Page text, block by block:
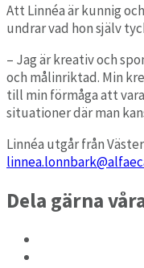
Att Linnéa är kunnig
undrar vad hon själv
– Jag är kreativ och
och målinriktad. Min
till min förmåga att
situationer där man
Linnéa utgår från
Dela gärna